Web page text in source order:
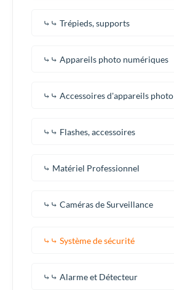
⤷⤷ Trépieds, supports
⤷⤷ Appareils photo numériques
⤷⤷ Accessoires d'appareils photo
⤷⤷ Flashes, accessoires
⤷ Matériel Professionnel
⤷⤷ Caméras de Surveillance
⤷⤷ Système de sécurité
⤷⤷ Alarme et Détecteur